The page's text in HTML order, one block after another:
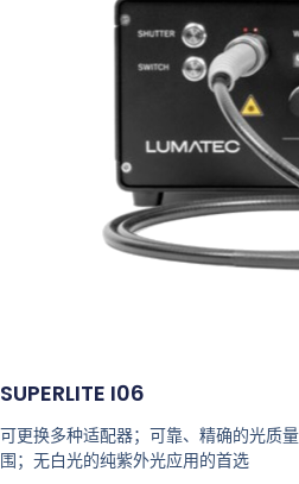
SUPERLITE I06
可更换多种适配器；可靠、精确的光质
围；无白光的纯紫外光应用的首选